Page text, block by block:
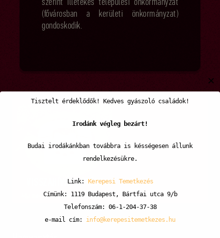
szerint illetékes települési önkormányzat
(fővárosban a kerületi önkormányzat)
gondoskodik.
VISSZAHÍVÁS KÉRÉSE
Adja meg telefonszámát, visszahívjuk!
✕
Tisztelt érdeklődők! Kedves gyászoló családok!
Irodánk végleg bezárt!
Budai irodákánkban továbbra is késségesen állunk
rendelkezésükre.
Link: Kerepesi Temetkezés
Címünk: 1119 Budapest, Bártfai utca 9/b
Telefonszám: 06-1-204-37-38
e-mail cím: info@kerepesitemetkezes.hu